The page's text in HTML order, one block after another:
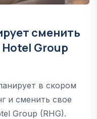
сменить
Group
в скором
и сменить свое
Group (RHG).